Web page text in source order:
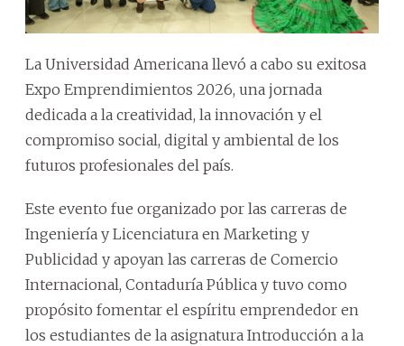
La Universidad Americana llevó a cabo su exitosa
Expo Emprendimientos 2026, una jornada
dedicada a la creatividad, la innovación y el
compromiso social, digital y ambiental de los
futuros profesionales del país.
Este evento fue organizado por las carreras de
Ingeniería y Licenciatura en Marketing y
Publicidad y apoyan las carreras de Comercio
Internacional, Contaduría Pública y tuvo como
propósito fomentar el espíritu emprendedor en
los estudiantes de la asignatura Introducción a la